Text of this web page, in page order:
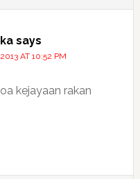
says
AT 10:52 PM
kejayaan rakan